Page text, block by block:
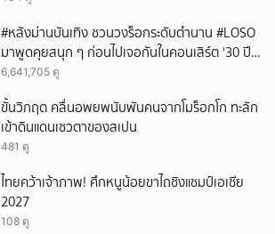
#หลังม่านบันเทิง ชวนวงร็อกระดับตำนาน #LOSO
มาพูดคุยสนุก ๆ ก่อนไปเจอกันในคอนเสิร์ต '30 ปี
LOSO นานเท่าไรก็รอ'
6,641,705 ดู
ขั้นวิกฤต คลื่นอพยพนับพันคนจากโมร็อกโก ทะลัก
เข้าดินแดนเซวตาของสเปน
481 ดู
ไทยคว้าเจ้าภาพ! ศึกหนูน้อยขาไถชิงแชมป์เอเชีย
2027
108 ดู